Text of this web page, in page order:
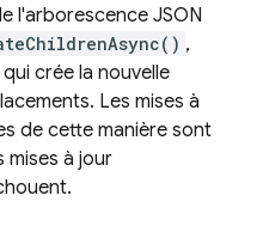
l'arborescence JSON
,
crée la nouvelle
Les mises à
de cette manière sont
mises à jour